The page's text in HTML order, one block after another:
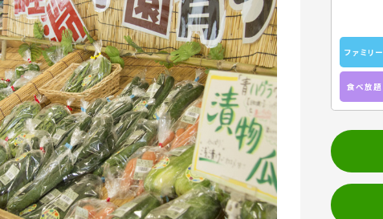
ファミリー
食べ放題